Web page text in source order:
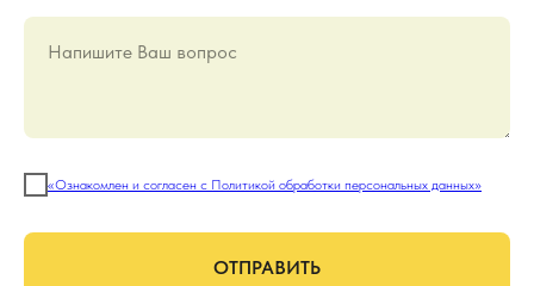
Напишите Ваш вопрос
«Ознакомлен и согласен с Политикой обработки персональных данных»
ОТПРАВИТЬ